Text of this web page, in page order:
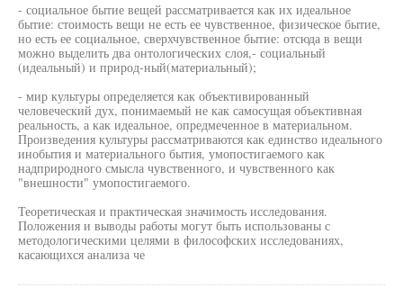
- социальное бытие вещей рассматривается как их идеальное
бытие: стоимость вещи не есть ее чувственное, физическое бытие,
но есть ее социальное, сверхчувственное бытие: отсюда в вещи
можно выделить два онтологических слоя,- социальный
(идеальный) и природ-ный(материальный);
- мир культуры определяется как объективированный
человеческий дух, понимаемый не как самосущая объективная
реальность, а как идеальное, опредмеченное в материальном.
Произведения культуры рассматриваются как единство идеального
инобытия и материального бытия, умопостигаемого как
надприродного смысла чувственного, и чувственного как
"внешности" умопостигаемого.
Теоретическая и практическая значимость исследования.
Положения и выводы работы могут быть использованы с
методологическими целями в философских исследованиях,
касающихся анализа че